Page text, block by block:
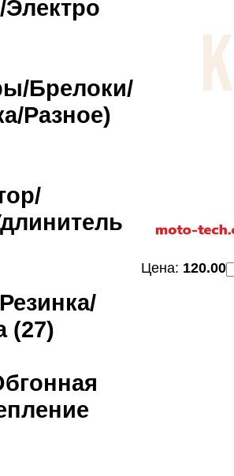
Брелоки/
Разное)
(27)
Цена: 120.00